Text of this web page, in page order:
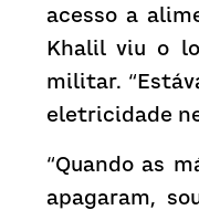
acesso a
Khalil viu o
militar.
eletricidade
“Quando as
apagaram,